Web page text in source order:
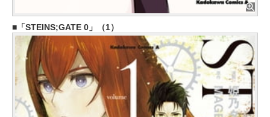
「STEINS;GATE 0」（1）